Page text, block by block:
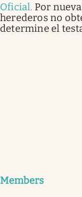
Oficial. Por
herederos no
determine el
Members